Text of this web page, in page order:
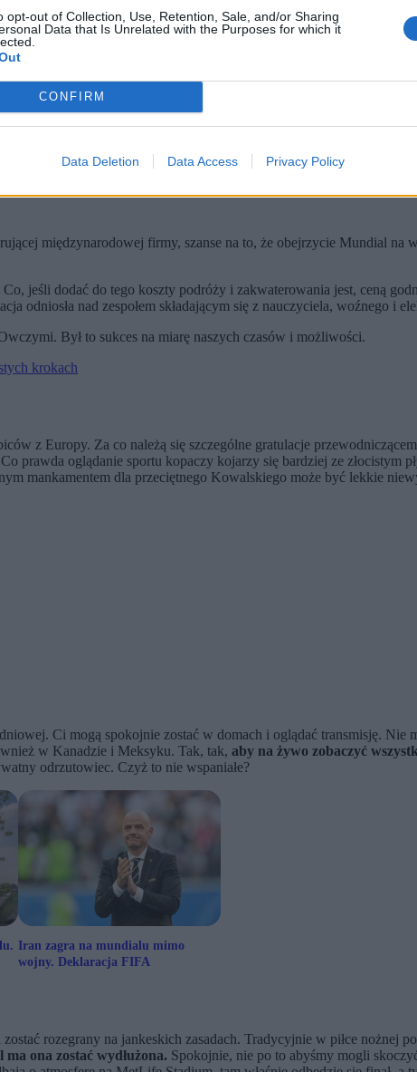
opt-out of Collection, Use, Retention, Sale, and/or Sharing
Data that Is Unrelated with the Purposes for which it
CONFIRM
Data Deletion Data Access Privacy Policy
międzynarodowej firmy, szanse na to, że obejrzycie Mundial na
Co, jeśli dodać do tego koszty podróży i zakwaterowania jest, ceną
odniosła nad zespołem składającym się z nauczyciela, woźnego i
Był to sukces na miarę naszych czasów i możliwości.
krokach
z Europy. Za co należą się szczególne gratulacje
prawda oglądanie sportu kopaczy kojarzy się bardziej ze złocistym
mankamentem dla przeciętnego Kowalskiego może być lekkie
Ci mogą spokojnie zostać w domach i oglądać transmisję. Nie
w Kanadzie i Meksyku. Tak, tak, aby na żywo zobaczyć
odrzutowiec. Czyż to nie wspaniałe?
Iran zagra na mundialu mimo
wojny. Deklaracja FIFA
rozegrany na jankeskich zasadach. Tradycyjnie w piłce nożnej
ona zostać wydłużona. Spokojnie, nie po to abyśmy mogli